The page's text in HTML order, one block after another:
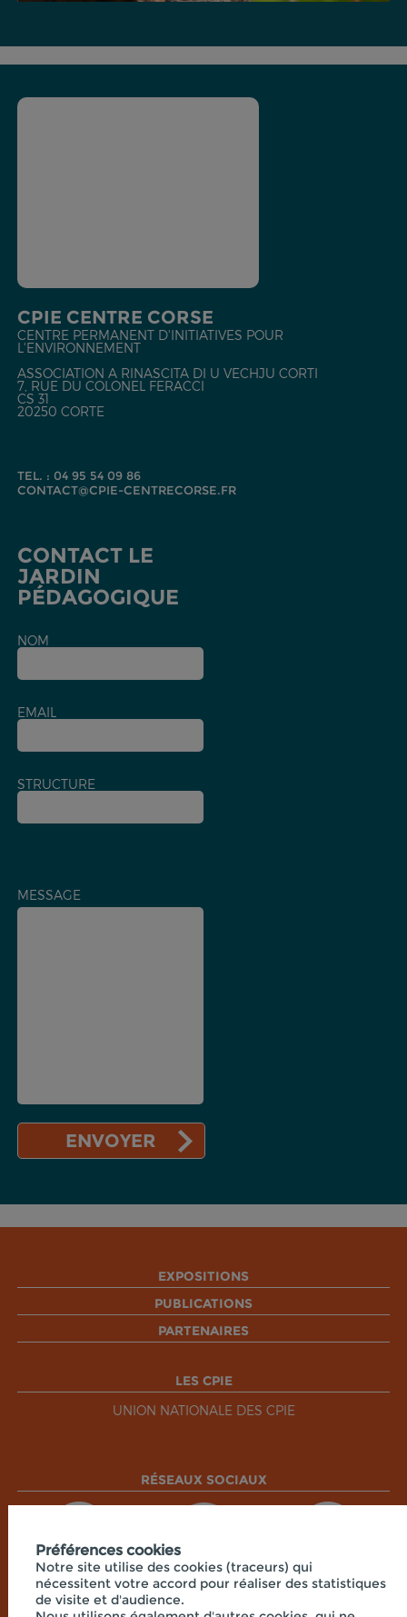
CPIE CENTRE CORSE
CENTRE PERMANENT D'INITIATIVES POUR
L'ENVIRONNEMENT
ASSOCIATION A RINASCITA DI U VECHJU CORTI
7, RUE DU COLONEL FERACCI
CS 31
20250 CORTE
TEL. : 04 95 54 09 86
CONTACT@CPIE-CENTRECORSE.FR
CONTACT LE
JARDIN
PÉDAGOGIQUE
NOM
EMAIL
STRUCTURE
MESSAGE
EXPOSITIONS
PUBLICATIONS
PARTENAIRES
LES CPIE
UNION NATIONALE DES CPIE
RÉSEAUX SOCIAUX
Préférences cookies
Notre site utilise des cookies (traceurs) qui
nécessitent votre accord pour réaliser des statistiques
de visite et d'audience.